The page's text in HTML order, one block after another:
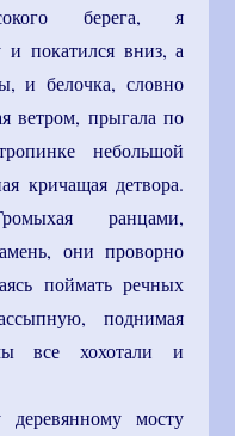
берега, я
и покатился вниз, а
и белочка, словно
ветром, прыгала по
небольшой
кричащая детвора.
ранцами,
они проворно
поймать речных
поднимая
все хохотали и
мосту